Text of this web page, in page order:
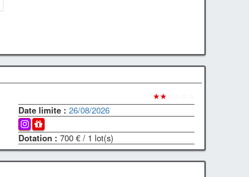
★★
Date limite :26/08/2026
Dotation :700 € / 1 lot(s)